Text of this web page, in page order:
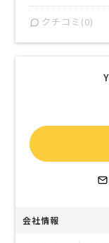
クチコミ(0)
会社情報